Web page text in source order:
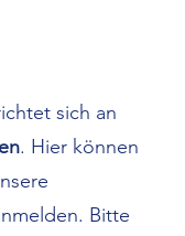
sich an
. Hier können
Bitte